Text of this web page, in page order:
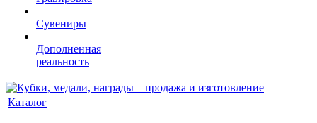
Сувениры
Дополненная
реальность
Каталог